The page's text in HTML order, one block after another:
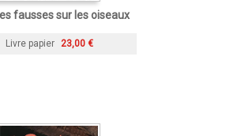
fausses sur les oiseaux
Livre papier 23,00 €